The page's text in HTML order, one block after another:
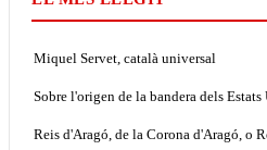
Miquel Servet, català universal
Sobre l'origen de la bandera dels
Reis d'Aragó, de la Corona d'Aragó, o